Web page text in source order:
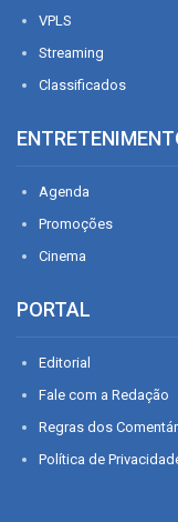
VPLS
Streaming
Classificados
Agenda
Promoções
Cinema
PORTAL
Editorial
Fale com a Redação
Regras dos
Política de